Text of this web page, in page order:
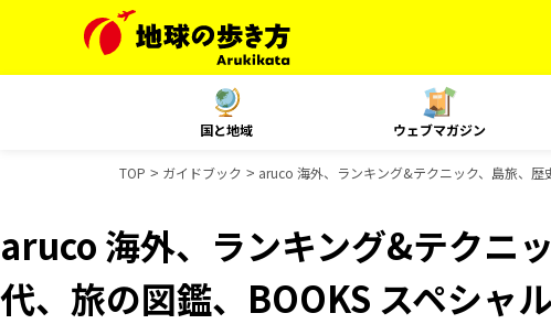
国と地域 ウェブマガジン
TOP ガイドブック aruco 海外、ランキング&テクニック、島旅、歴
aruco 海外、ランキング&テクニ
代、旅の図鑑、BOOKS スペシャ